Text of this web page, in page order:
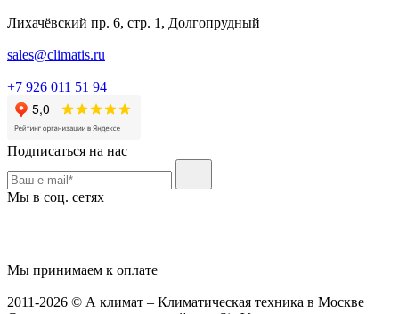
Лихачёвский пр. 6, стр. 1, Долгопрудный
sales@climatis.ru
+7 926 011 51 94
Подписаться на нас
Мы в соц. сетях
Мы принимаем к оплате
2011-2026 © А климат – Климатическая техника в Москве